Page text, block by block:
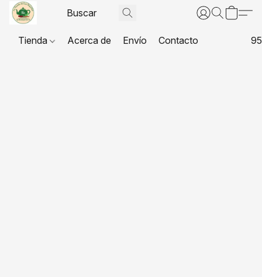
Tienda Acerca de Envío Contacto